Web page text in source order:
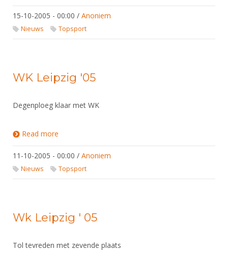
15-10-2005 - 00:00 / Anoniem
Nieuws Topsport
WK Leipzig '05
Degenploeg klaar met WK
Read more
11-10-2005 - 00:00 / Anoniem
Nieuws Topsport
Wk Leipzig ' 05
Tol tevreden met zevende plaats